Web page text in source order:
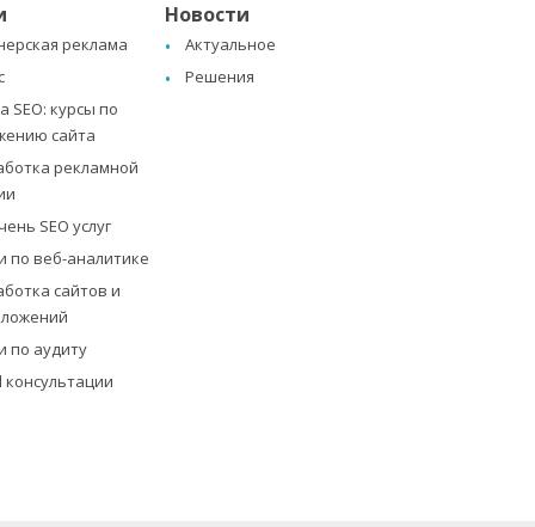
реклама
SEO: курсы по
сайта
рекламной
SEO услуг
по веб-аналитике
сайтов и
по аудиту
консультации
Новости
Актуальное
Решения